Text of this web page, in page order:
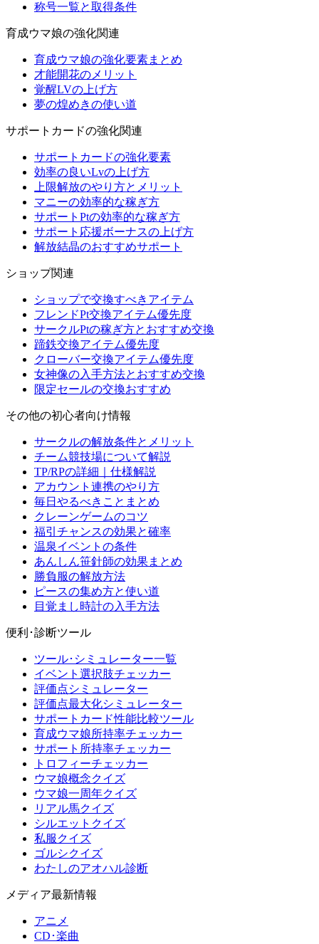
称号一覧と取得条件
育成ウマ娘の強化関連
育成ウマ娘の強化要素まとめ
才能開花のメリット
覚醒LVの上げ方
夢の煌めきの使い道
サポートカードの強化関連
サポートカードの強化要素
効率の良いLvの上げ方
上限解放のやり方とメリット
マニーの効率的な稼ぎ方
サポートPtの効率的な稼ぎ方
サポート応援ボーナスの上げ方
解放結晶のおすすめサポート
ショップ関連
ショップで交換すべきアイテム
フレンドPt交換アイテム優先度
サークルPtの稼ぎ方とおすすめ交換
蹄鉄交換アイテム優先度
クローバー交換アイテム優先度
女神像の入手方法とおすすめ交換
限定セールの交換おすすめ
その他の初心者向け情報
サークルの解放条件とメリット
チーム競技場について解説
TP/RPの詳細｜仕様解説
アカウント連携のやり方
毎日やるべきことまとめ
クレーンゲームのコツ
福引チャンスの効果と確率
温泉イベントの条件
あんしん笹針師の効果まとめ
勝負服の解放方法
ピースの集め方と使い道
目覚まし時計の入手方法
便利･診断ツール
ツール･シミュレーター一覧
イベント選択肢チェッカー
評価点シミュレーター
評価点最大化シミュレーター
サポートカード性能比較ツール
育成ウマ娘所持率チェッカー
サポート所持率チェッカー
トロフィーチェッカー
ウマ娘概念クイズ
ウマ娘一周年クイズ
リアル馬クイズ
シルエットクイズ
私服クイズ
ゴルシクイズ
わたしのアオハル診断
メディア最新情報
アニメ
CD･楽曲